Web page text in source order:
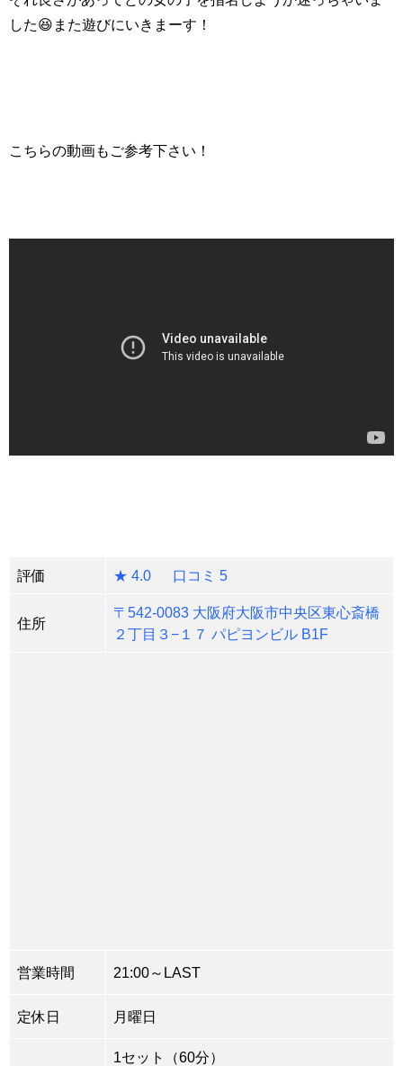
した😆また遊びにいきまーす！
こちらの動画もご参考下さい！
評価 ★ 4.0 口コミ 5
住所
〒542-0083 大阪府大阪市中央区東心斎橋
２丁目３−１７ パピヨンビル B1F
営業時間 21:00～LAST
定休日 月曜日
1セット（60分）